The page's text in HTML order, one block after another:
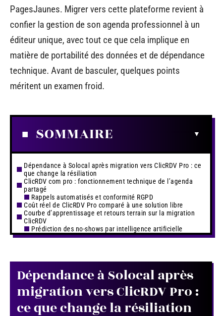
PagesJaunes. Migrer vers cette plateforme revient à
confier la gestion de son agenda professionnel à un
éditeur unique, avec tout ce que cela implique en
matière de portabilité des données et de dépendance
technique. Avant de basculer, quelques points
méritent un examen froid.
SOMMAIRE
Dépendance à Solocal après migration vers ClicRDV Pro : ce
que change la résiliation
ClicRDV com pro : fonctionnement technique de l’agenda
partagé
Rappels automatisés et conformité RGPD
Coût réel de ClicRDV Pro comparé à une solution libre
Courbe d’apprentissage et retours terrain sur la migration
ClicRDV
Prédiction des no-shows par intelligence artificielle
Dépendance à Solocal après
migration vers ClicRDV Pro :
ce que change la résiliation